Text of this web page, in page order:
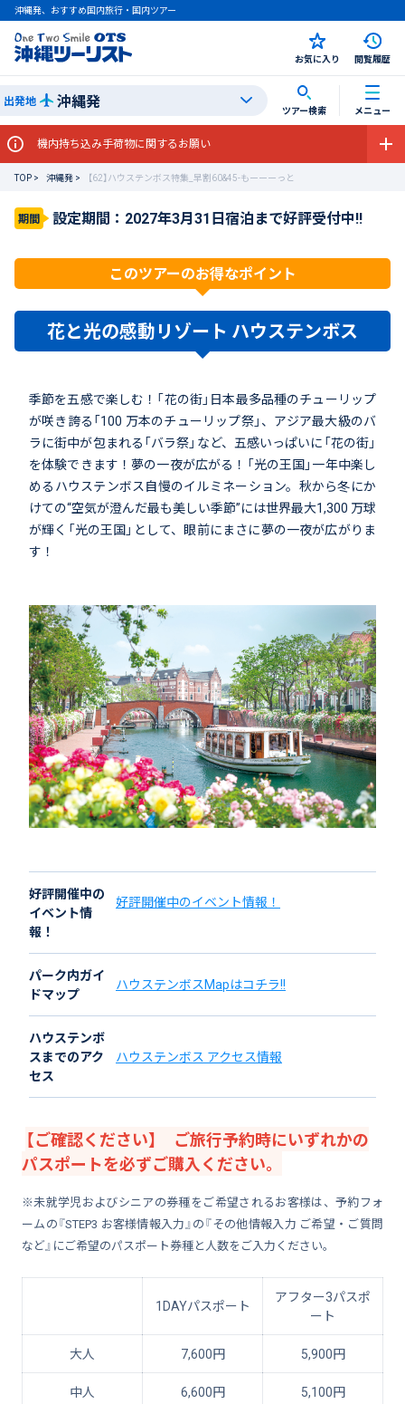
沖縄発、おすすめ国内旅行・国内ツアー
お気に入り 閲覧履歴
出発地 沖縄発 ツアー検索 メニュー
ち込み手荷物に関するお願い
TOP 沖縄発 【62】ハウステンボス特集_早割60&45-もーーーっと
期間 設定期間：2027年3月31日宿泊まで好評受付中!!
このツアーのお得なポイント
花と光の感動リゾート ハウステンボス
季節を五感で楽しむ！「花の街」日本最多品種のチューリップ
が咲き誇る「100 万本のチューリップ祭」、アジア最大級のバ
ラに街中が包まれる「バラ祭」など、五感いっぱいに「花の街」
を体験できます！夢の一夜が広がる！「光の王国」一年中楽し
めるハウステンボス自慢のイルミネーション。秋から冬にか
けての“空気が澄んだ最も美しい季節”には世界最大1,300 万球
が輝く「光の王国」として、眼前にまさに夢の一夜が広がりま
す！
好評開催中の
イベント情
報！
好評開催中のイベント情報！
パーク内ガイ
ドマップ
ハウステンボスMapはコチラ!!
ハウステンボ
スまでのアク
セス
ハウステンボス アクセス情報
【ご確認ください】 ご旅行予約時にいずれかの
パスポートを必ずご購入ください。
※未就学児およびシニアの券種をご希望されるお客様は、予約フォ
ームの『STEP3 お客様情報入力』の『その他情報入力 ご希望・ご質問
など』にご希望のパスポート券種と人数をご入力ください。
1DAYパスポート
アフター3パスポ
ート
大人 7,600円 5,900円
中人 6,600円 5,100円